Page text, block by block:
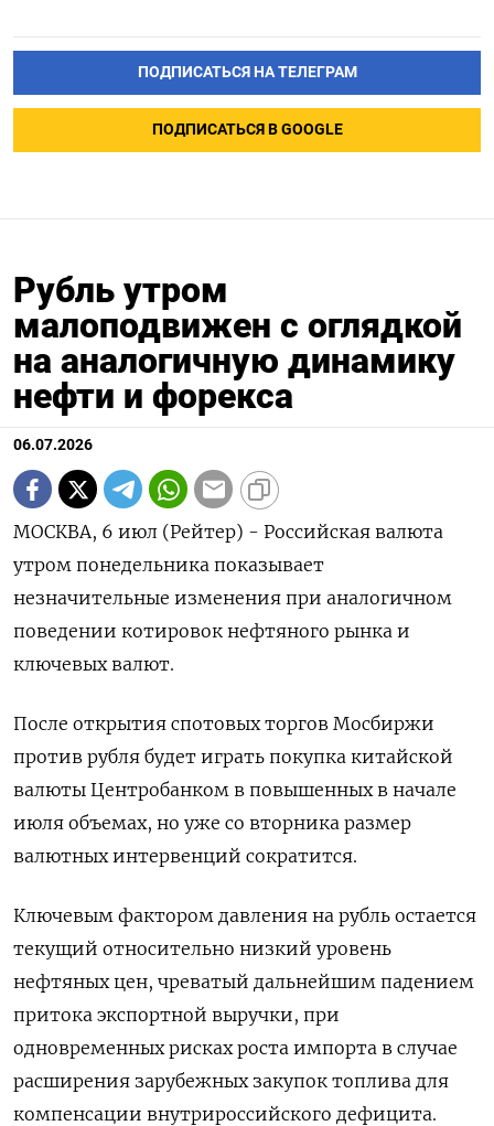
ПОДПИСАТЬСЯ НА ТЕЛЕГРАМ
ПОДПИСАТЬСЯ В GOOGLE
Рубль утром
малоподвижен с оглядкой
на аналогичную динамику
нефти и форекса
06.07.2026
МОСКВА, 6 июл (Рейтер) - Российская валюта
утром понедельника показывает
незначительные изменения при аналогичном
поведении котировок нефтяного рынка и
ключевых валют.
После открытия спотовых торгов Мосбиржи
против рубля будет играть покупка китайской
валюты Центробанком в повышенных в начале
июля объемах, но уже со вторника размер
валютных интервенций сократится.
Ключевым ‌фактором давления на рубль остается
текущий относительно низкий уровень
нефтяных цен, чреватый дальнейшим падением
притока экспортной выручки, при
одновременных рисках роста импорта в случае
расширения зарубежных закупок топлива для
компенсации внутрироссийского дефицита.